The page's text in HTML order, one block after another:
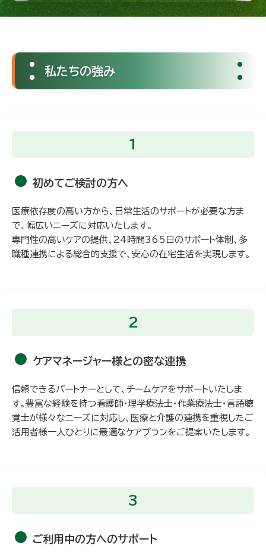
私たちの強み
1
初めてご検討の方へ
医療依存度の高い方から、日常生活のサポートが必要な方ま
で、幅広いニーズに対応いたします。
専門性の高いケアの提供、24時間365日のサポート体制、多
職種連携による総合的支援で、安心の在宅生活を実現します。
2
ケアマネージャー様との密な連携
信頼できるパートナーとして、チームケアをサポートいたしま
す。豊富な経験を持つ看護師・理学療法士・作業療法士・言語聴
覚士が様々なニーズに対応し、医療と介護の連携を重視したご
活用者様一人ひとりに最適なケアプランをご提案いたします。
3
ご利用中の方へのサポート